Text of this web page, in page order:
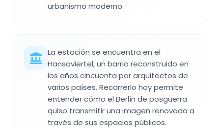
urbanismo moderno.
La estación se encuentra en el
Hansaviertel, un barrio reconstruido en
los años cincuenta por arquitectos de
varios países. Recorrerlo hoy permite
entender cómo el Berlín de posguerra
quiso transmitir una imagen renovada a
través de sus espacios públicos.